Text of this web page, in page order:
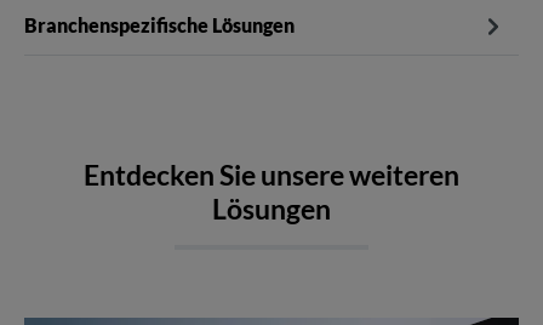
Branchenspezifische Lösungen
Entdecken Sie unsere weiteren
Lösungen